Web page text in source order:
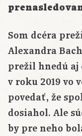
Som dcéra
Alexandra
prežil hnedú
v roku 2019 vo
povedať, že
dosiahol. Ale
by pre neho